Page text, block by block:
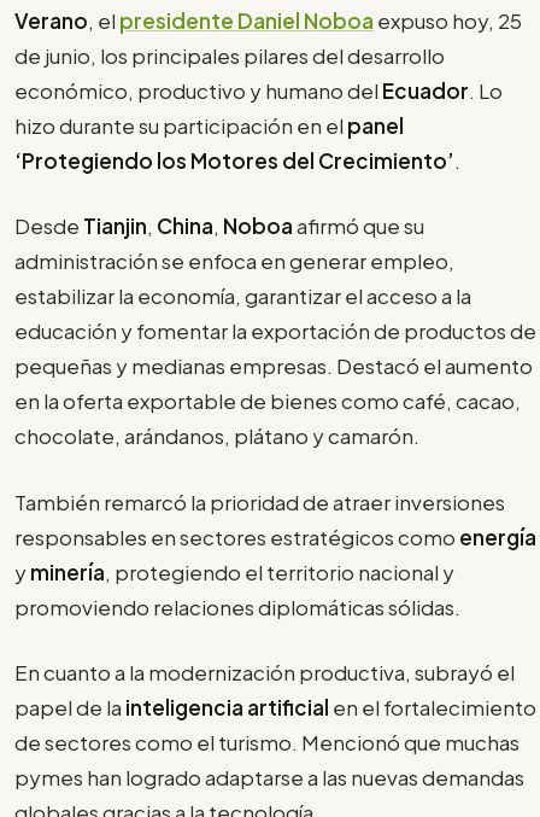
Verano, el presidente Daniel Noboa expuso hoy, 25
de junio, los principales pilares del desarrollo
económico, productivo y humano del Ecuador. Lo
hizo durante su participación en el panel
‘Protegiendo los Motores del Crecimiento’.
Desde Tianjin, China, Noboaafirmó que su
administración se enfoca en generar empleo,
estabilizar la economía, garantizar el acceso a la
educación y fomentar la exportación de productos de
pequeñas y medianas empresas. Destacó el aumento
en la oferta exportable de bienes como café, cacao,
chocolate, arándanos, plátano y camarón.
También remarcó la prioridad de atraer inversiones
responsables en sectores estratégicos como energía
yminería, protegiendo el territorio nacional y
promoviendo relaciones diplomáticas sólidas.
En cuanto a la modernización productiva, subrayó el
papel de la inteligencia artificial en el fortalecimiento
de sectores como el turismo. Mencionó que muchas
pymes han logrado adaptarse a las nuevas demandas